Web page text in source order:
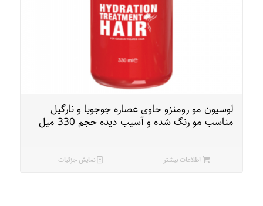
لوسیون مو رومنزو حاوی عصاره جوجوبا و نارگیل
مناسب مو رنگ شده و آسیب دیده حجم 330 میل
اطلاعات بیشتر نمایش جزئیات